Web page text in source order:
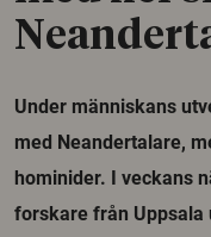
Under människans
med Neandertalare,
hominider. I veckans
forskare från Uppsala